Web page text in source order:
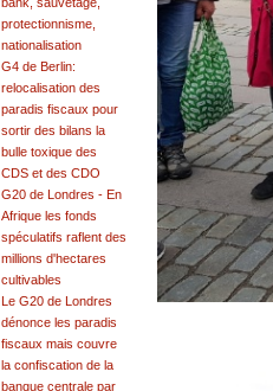
protectionnisme,
nationalisation
G4 de Berlin:
relocalisation des
paradis fiscaux pour
sortir des bilans la
bulle toxique des
CDS et des CDO
G20 de Londres - En
Afrique les fonds
spéculatifs raflent des
millions d'hectares
cultivables
Le G20 de Londres
dénonce les paradis
fiscaux mais couvre
la confiscation de la
banque centrale par